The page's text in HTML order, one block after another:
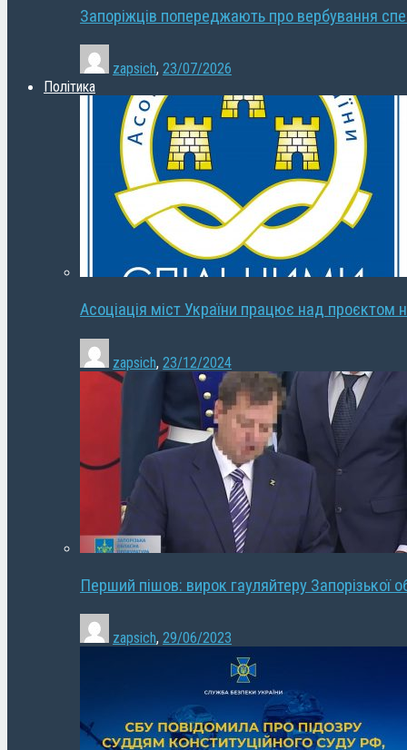
Запоріжців попереджають про вербування
zapsich, 23/07/2026
Політика
Асоціація міст України працює над проєктом
zapsich, 23/12/2024
Перший пішов: вирок гауляйтеру Запорізької
zapsich, 29/06/2023